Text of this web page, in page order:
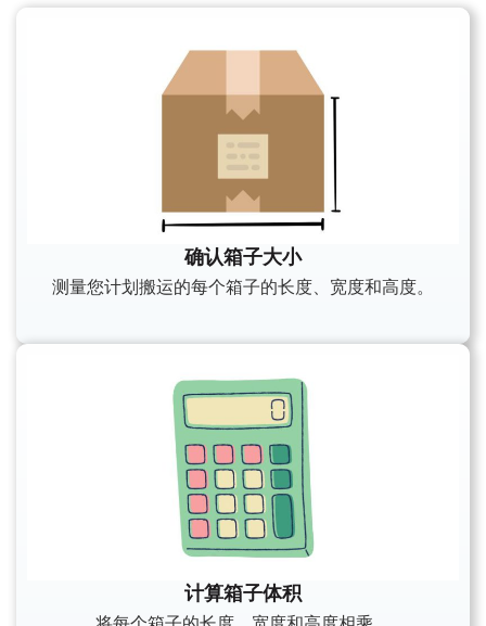
确认箱子大小
测量您计划搬运的每个箱子的长度、宽度和高度。
计算箱子体积